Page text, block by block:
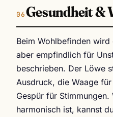
Gesundheit &
Beim Wohlbefinden
aber empfindlich für
beschrieben. Der Löwe
Ausdruck, die Waage
Gespür für Stimmungen.
harmonisch ist, kannst